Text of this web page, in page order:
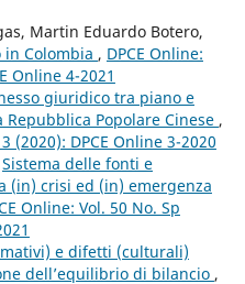
Martin Eduardo Botero,
Colombia , DPCE Online:
Online 4-2021
giuridico tra piano e
Popolare Cinese ,
(2020): DPCE Online 3-2020
Sistema delle fonti e
(in) crisi ed (in) emergenza
Online: Vol. 50 No. Sp
e difetti (culturali)
dell’equilibrio di bilancio ,